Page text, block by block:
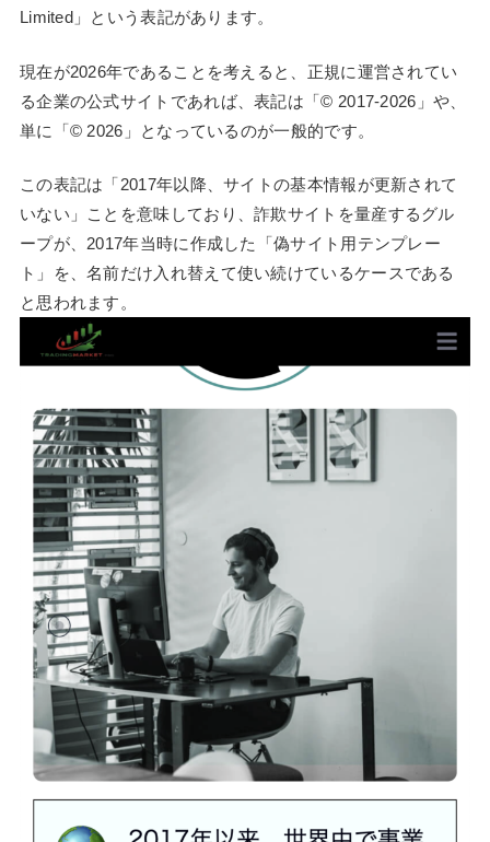
Limited」という表記があります。
現在が2026年であることを考えると、正規に運営されてい
る企業の公式サイトであれば、表記は「© 2017-2026」や、
単に「© 2026」となっているのが一般的です。
この表記は「2017年以降、サイトの基本情報が更新されて
いない」ことを意味しており、詐欺サイトを量産するグル
ープが、2017年当時に作成した「偽サイト用テンプレー
ト」を、名前だけ入れ替えて使い続けているケースである
と思われます。